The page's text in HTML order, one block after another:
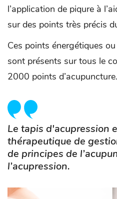
l’application de piqure à
sur des points très précis
Ces points énergétiques
sont présents sur tous le
2000 points d’acupuncture.
Le tapis d'acupression
thérapeutique de
de principes de
l’acupression.